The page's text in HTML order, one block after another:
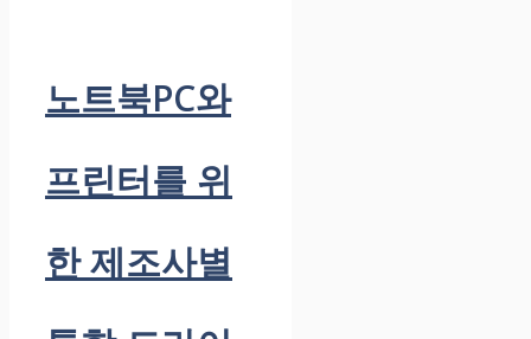
노트북PC와
프린터를 위
한 제조사별